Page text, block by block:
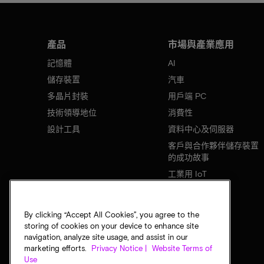
產品
記憶體
儲存裝置
多晶片封裝
技術領導地位
設計工具
市場與產業應用
AI
汽車
用戶端 PC
消費性
資料中心及伺服器
客戶與合作夥伴儲存裝置
的成功故事
工業用 IoT
By clicking “Accept All Cookies”, you agree to the
storing of cookies on your device to enhance site
navigation, analyze site usage, and assist in our
marketing efforts.
Privacy Notice |
Website Terms of
Use